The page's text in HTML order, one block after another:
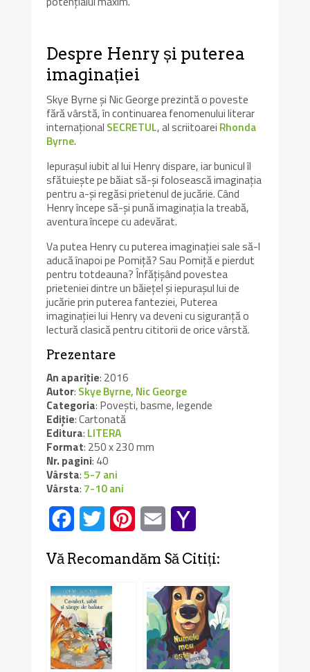
Despre Henry și puterea
imaginației
Skye Byrne și Nic George prezintă o poveste
fără vârstă, în continuarea fenomenului literar
internațional SECRETUL, al scriitoarei Rhonda
Byrne.
Iepurașul iubit al lui Henry dispare, iar bunicul îl
sfătuiește pe băiat să-și folosească imaginația
pentru a-și regăsi prietenul de jucărie. Când
Henry începe să-și pună imaginația la treabă,
aventura începe cu adevărat.
Va putea Henry cu puterea imaginației sale să-l
aducă înapoi pe Pomiță? Sau Pomiță e pierdut
pentru totdeauna? Înfățișând povestea
prieteniei dintre un băiețel și iepurașul lui de
jucărie prin puterea fanteziei, Puterea
imaginației lui Henry va deveni cu siguranță o
lectură clasică pentru cititorii de orice vârstă.
Prezentare
An apariție: 2016
Autor: Skye Byrne, Nic George
Categoria: Povești, basme, legende
Ediție: Cartonată
Editura: LITERA
Format: 250 x 230 mm
Nr. pagini: 40
Vârsta:5-7 ani
Vârsta: 7-10 ani
Facebook
Twitter PinterestEmail
Vă Recomandăm Să Citiți: